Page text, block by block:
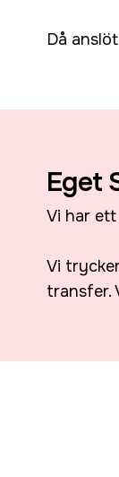
Då
Eget
Vi har
Vi
transfer.